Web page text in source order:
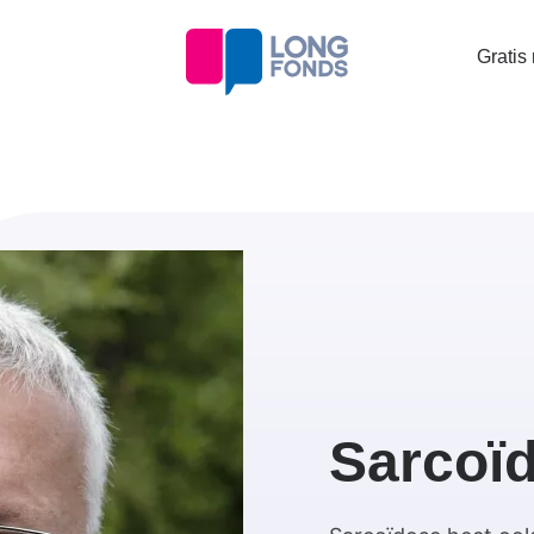
Gratis